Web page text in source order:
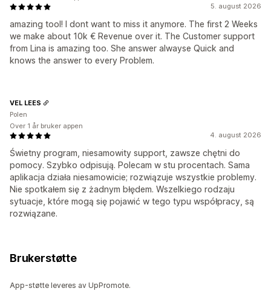
5. august 2026
amazing tool! I dont want to miss it anymore. The first 2 Weeks
we make about 10k € Revenue over it. The Customer support
from Lina is amazing too. She answer alwayse Quick and
knows the answer to every Problem.
4. august 2026
Świetny program, niesamowity support, zawsze chętni do
pomocy. Szybko odpisują. Polecam w stu procentach. Sama
aplikacja działa niesamowicie; rozwiązuje wszystkie problemy.
Nie spotkałem się z żadnym błędem. Wszelkiego rodzaju
sytuacje, które mogą się pojawić w tego typu współpracy, są
rozwiązane.
VEL LEES
Polen
Over 1 år bruker appen
Brukerstøtte
App-støtte leveres av UpPromote.